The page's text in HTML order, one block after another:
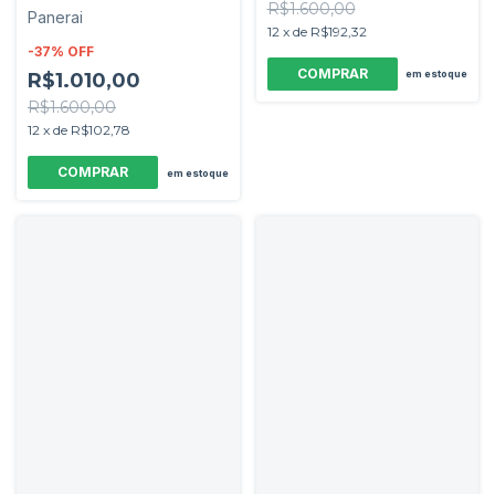
Panerai
-37% OFF
R$1.010,00
R$1.600,00
12 x de R$102,78
em estoque
R$1.600,00
12 x de R$192,32
em estoque